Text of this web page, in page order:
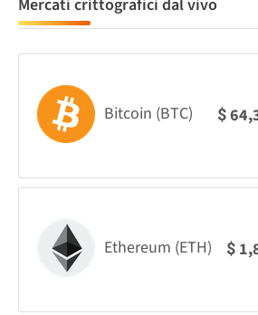
Mercati crittografici dal vivo
Bitcoin (BTC) $
Ethereum (ETH) $